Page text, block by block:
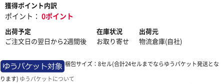
獲得ポイント内訳
ポイント： 0ポイント
出荷予定
ご注文日の翌日から2週間後
在庫状況
お取り寄せ
出荷元
物流倉庫(自社)
梱包サイズ：8セル(合計24セルまでならゆうパケット発送とな
ります) ゆうパケットについて